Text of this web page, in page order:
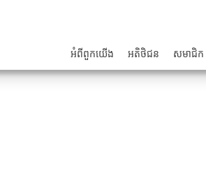
អំពី​ពួក​យើង អតិថិជន សមាជិក